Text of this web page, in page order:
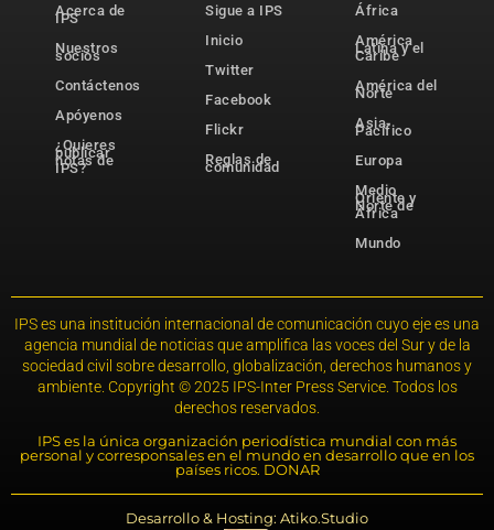
Acerca de
IPS
Nuestros
socios
Contáctenos
Apóyenos
¿Quieres
publicar
notas de
IPS?
Sigue a IPS
Inicio
Twitter
Facebook
Flickr
Reglas de
comunidad
África
América
Latina y el
Caribe
América del
Norte
Asia-
Pacífico
Europa
Medio
Oriente y
Norte de
África
Mundo
IPS es una institución internacional de comunicación cuyo eje es una
agencia mundial de noticias que amplifica las voces del Sur y de la
sociedad civil sobre desarrollo, globalización, derechos humanos y
ambiente. Copyright © 2025 IPS-Inter Press Service. Todos los
derechos reservados.
IPS es la única organización periodística mundial con más
personal y corresponsales en el mundo en desarrollo que en los
países ricos. DONAR
Desarrollo & Hosting: Atiko.Studio